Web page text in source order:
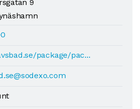
9
package/pac...